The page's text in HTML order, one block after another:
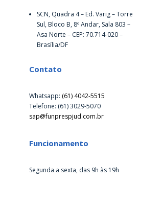
SCN, Quadra 4 – Ed. Varig – Torre
Sul, Bloco B, 8º Andar, Sala 803 –
Asa Norte – CEP: 70.714-020 –
Brasília/DF
Contato
Whatsapp: (61) 4042-5515
Telefone: (61) 3029-5070
sap@funprespjud.com.br
Funcionamento
Segunda a sexta, das 9h às 19h